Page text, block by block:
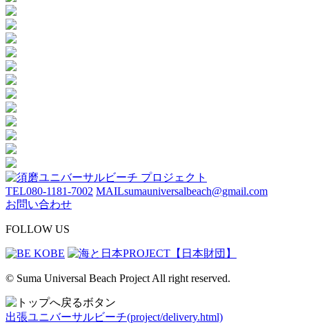
TEL080-1181-7002 MAILsumauniversalbeach@gmail.com
お問い合わせ
FOLLOW US
© Suma Universal Beach Project All right reserved.
出張ユニバーサルビーチ(project/delivery.html)